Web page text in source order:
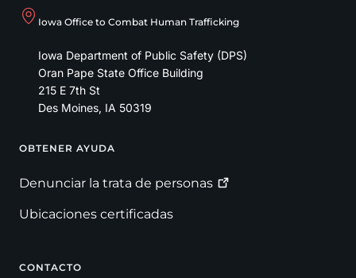
Iowa Office to Combat Human Trafficking
Iowa Department of Public Safety (DPS)
Oran Pape State Office Building
215 E 7th St
Des Moines, IA 50319
Footer
OBTENER AYUDA
Denunciar la trata de personas
Ubicaciones certificadas
CONTACTO